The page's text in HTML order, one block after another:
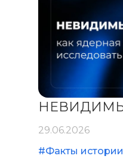
29.06.2026
#Факты истории